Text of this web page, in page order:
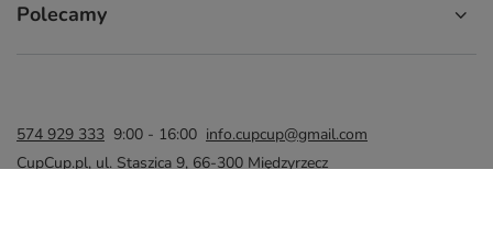
Polecamy
574 929 333 9:00 - 16:00 info.cupcup@gmail.com
CupCup.pl, ul. Staszica 9, 66-300 Międzyrzecz